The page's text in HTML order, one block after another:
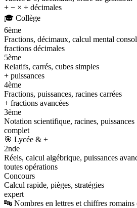
+ − × ÷ décimales
🎓 Collège
6ème
Fractions, décimaux, calcul mental
fractions décimales
5ème
Relatifs, carrés, cubes simples
+ puissances
4ème
Fractions, puissances, racines carrées
+ fractions avancées
3ème
Notation scientifique, racines, puissances
complet
🎯 Lycée & +
2nde
Réels, calcul algébrique, puissances
toutes opérations
Concours
Calcul rapide, pièges, stratégies
expert
🔤 Nombres en lettres et chiffres romains